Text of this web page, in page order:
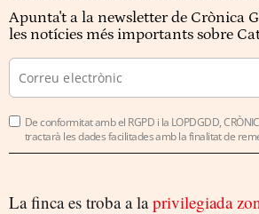
Apunta't a la newsletter de Crònica
les notícies més importants sobre
De conformitat amb el RGPD i la LOPDGDD,
tractarà les dades facilitades amb la finalitat de
La finca es troba a laprivilegiada